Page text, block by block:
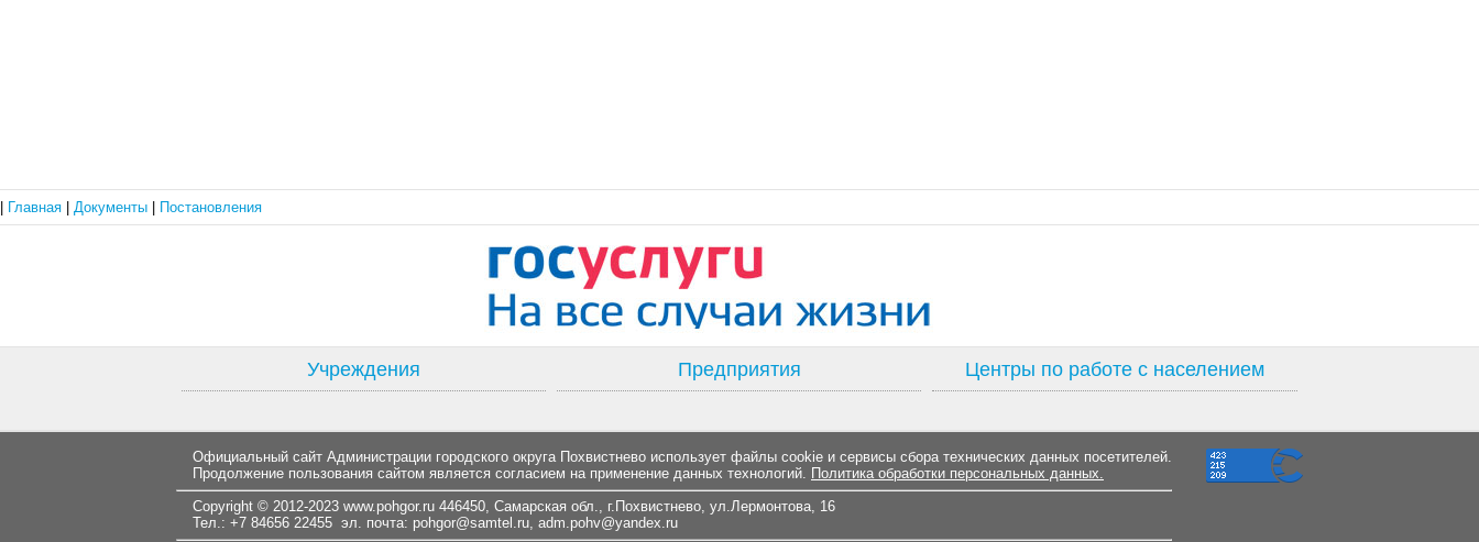
Главная Документы Постановления
Учреждения Предприятия Центры по работе с населением
Официальный сайт Администрации городского округа Похвистнево использует файлы cookie и сервисы сбора технических данных посетителей.
Продолжение пользования сайтом является согласием на применение данных технологий. Политика обработки персональных данных.
Copyright © 2012-2023 www.pohgor.ru 446450, Самарская обл., г.Похвистнево, ул.Лермонтова, 16
Тел.: +7 84656 22455 эл. почта: pohgor@samtel.ru, adm.pohv@yandex.ru